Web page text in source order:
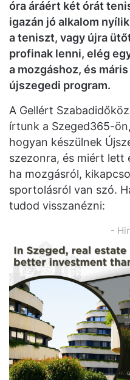
óra áráért két órát
igazán jó alkalom
a teniszt, vagy újra
profinak lenni, elég
a mozgáshoz, és
újszegedi program.
A Gellért
írtunk a Szeged365-
hogyan készülnek
szezonra, és miért lett
ha mozgásról,
sportolásról van szó.
tudod visszanézni:
-